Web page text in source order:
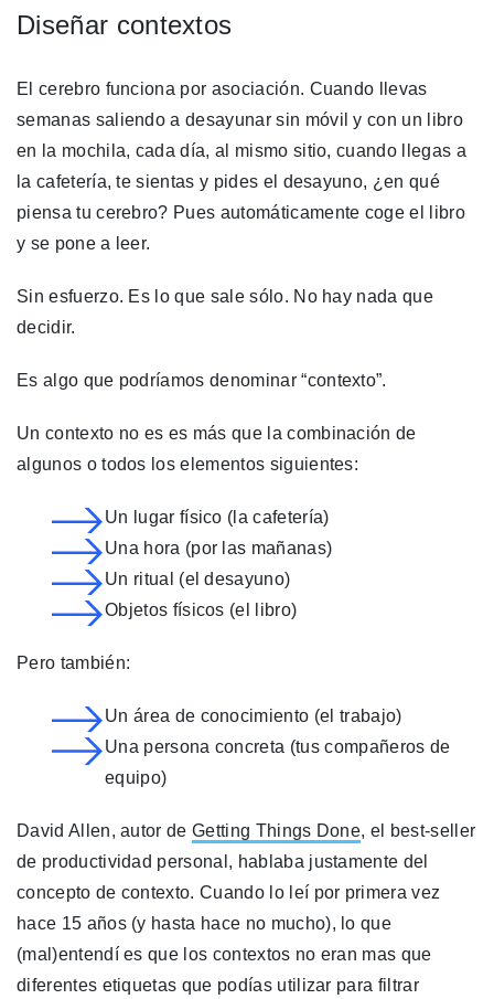
Diseñar contextos
El cerebro funciona por asociación. Cuando llevas
semanas saliendo a desayunar sin móvil y con un libro
en la mochila, cada día, al mismo sitio, cuando llegas a
la cafetería, te sientas y pides el desayuno, ¿en qué
piensa tu cerebro? Pues automáticamente coge el libro
y se pone a leer.
Sin esfuerzo. Es lo que sale sólo. No hay nada que
decidir.
Es algo que podríamos denominar “contexto”.
Un contexto no es es más que la combinación de
algunos o todos los elementos siguientes:
Un lugar físico (la cafetería)
Una hora (por las mañanas)
Un ritual (el desayuno)
Objetos físicos (el libro)
Pero también:
Un área de conocimiento (el trabajo)
Una persona concreta (tus compañeros de
equipo)
David Allen, autor deGetting Things Done, el best-seller
de productividad personal, hablaba justamente del
concepto de contexto. Cuando lo leí por primera vez
hace 15 años (y hasta hace no mucho), lo que
(mal)entendí es que los contextos no eran mas que
diferentes etiquetas que podías utilizar para filtrar